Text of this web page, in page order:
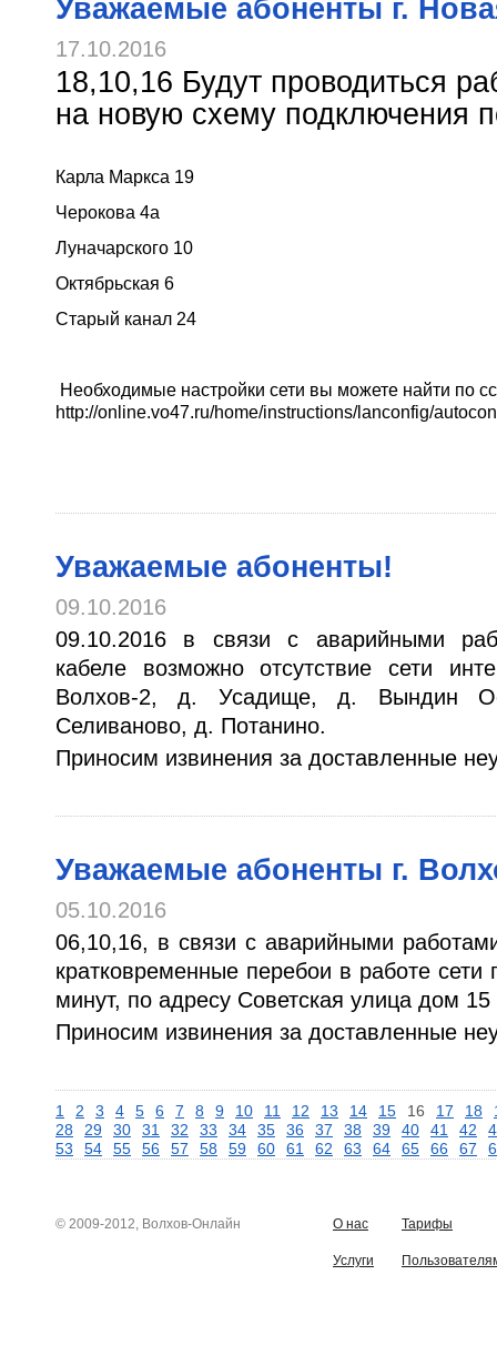
Уважаемые абоненты г.
17.10.2016
18,10,16 Будут проводиться
на новую схему подключения
Карла Маркса 19
Черокова 4а
Луначарского 10
Октябрьская 6
Старый канал 24
Необходимые настройки сети вы можете найти по
http://online.vo47.ru/home/instructions/lanconfig/
Уважаемые абоненты!
09.10.2016
09.10.2016 в связи с аварийными
кабеле возможно отсутствие сети
Волхов-2, д. Усадище, д. Вындин
Селиваново, д. Потанино.
Приносим извинения за доставленные
Уважаемые абоненты г.
05.10.2016
06,10,16, в связи с аварийными
кратковременные перебои в работе
минут, по адресу Советская улица дом 15
Приносим извинения за доставленные
1 2 3 4 5 6 7 8 9 10 11 12 13 14 15 16 17 18
28
29 30 31 32 33 34 35 36 37 38 39 40 41 42
53
54 55 56 57 58 59 60 61 62 63 64 65 66 67
© 2009-2012, Волхов-Онлайн О нас Тарифы
Услуги